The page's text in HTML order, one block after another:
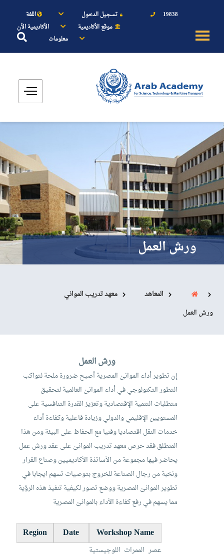
19838 تسجيل الدخول
اللغة
موقع الأكاديمية
الأكاديمية الأن
معلومات
عن الأكاديمية
القبول والتسجيل
الدراسات الأكاديمية
طلبة الأكاديمية
البحث العلمي
التدريب والخدمة المجتمعية
الإستشارات
ورش العمل
المعاهد
معهد تدريب المواني
ورش العمل
ورش العمل
إن تطوير أداء الموانئ المصرية أصبح ضرورة ملحة لتواكب
التطور التكنولوجي في أداء الموانئ العالمية لتحقيق
متطلبات التنمية الإقتصادية وتعزيز القدرة التنافسية على
المستويين اﻹقليمي والدولي وزيادة فاعلية وكفاءة أداء
خدمات النقل اقتصاديا وفنيا مع الحفاظ على البيئة ومن هذا
المنطلق فقد حرص معهد تدريب الموانئ على عقد ورش عمل
يحاضر فيها مجموعة من اﻷساتذة اﻷكاديميين وصناع القرار
ونخبة من رجال الصناعة للخروج بتوصيات تسهم ايجابا في
تطوير الموانئ المصرية ووضع تصور لكيفية تنفيذ هذه الرؤية
مما يسهم في رفع كفاءة اﻷداء بالموانئ المصرية
Workshop Name
Date
Region
عصر الممرات اللوجيستية